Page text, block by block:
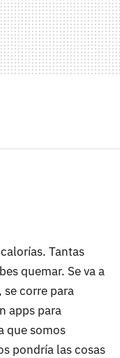
Tantas
quemar. Se va a
se corre para
apps para
que somos
pondría las cosas